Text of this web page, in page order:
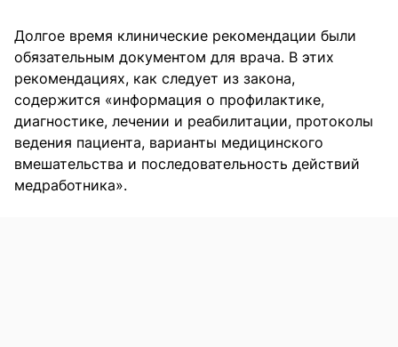
Долгое время клинические рекомендации были
обязательным документом для врача. В этих
рекомендациях, как следует из закона,
содержится «информация о профилактике,
диагностике, лечении и реабилитации, протоколы
ведения пациента, варианты медицинского
вмешательства и последовательность действий
медработника».